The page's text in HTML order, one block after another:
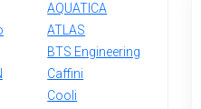
AQUATICA
ATLAS
BTS Engineering
Caffini
Cooli